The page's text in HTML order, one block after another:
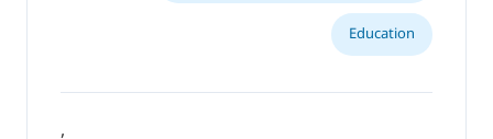
Education
,